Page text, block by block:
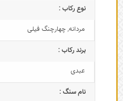
نوع رکاب :
مردانه,چهارچنگ فیلی
برند رکاب :
عبدی
نام سنگ :